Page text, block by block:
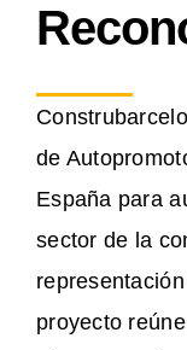
de
España para
sector de la
proyecto